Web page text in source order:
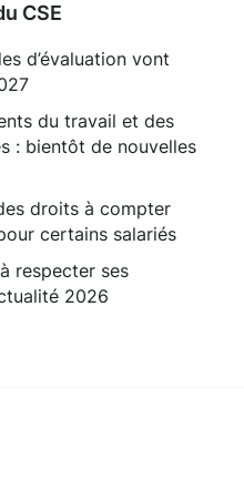
CSE
d’évaluation vont
du travail et des
: bientôt de nouvelles
droits à compter
certains salariés
respecter ses
2026